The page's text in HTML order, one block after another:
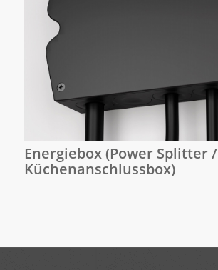
Energiebox (Power Splitter /
Küchenanschlussbox)